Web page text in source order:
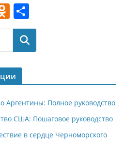
O
d
o
kl
a
ss
ni
ki
т
п
р
в
и
т
ь
Поиск
Аргентины: Полное руководство
США: Пошаговое руководство
в сердце Черноморского